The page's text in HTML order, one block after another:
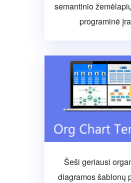
semantinio
programinė
Šeši geriausi
diagramos šablonų